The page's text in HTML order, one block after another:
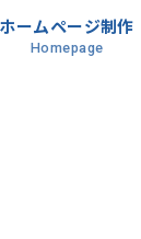
ホームページ制作
Homepage